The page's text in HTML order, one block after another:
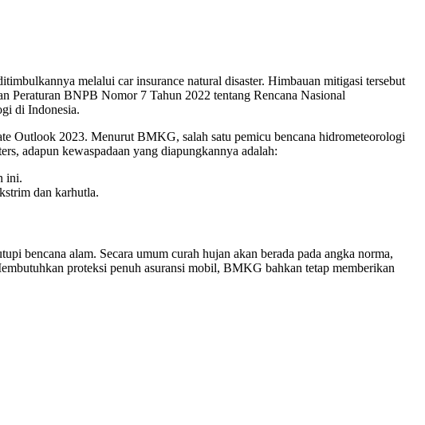
melalui car insurance natural disaster. Himbauan mitigasi tersebut
Peraturan BNPB Nomor 7 Tahun 2022 tentang Rencana Nasional
di Indonesia.
Outlook 2023. Menurut BMKG, salah satu pemicu bencana hidrometeorologi
adapun kewaspadaan yang diapungkannya adalah:
ini.
dan karhutla.
bencana alam. Secara umum curah hujan akan berada pada angka norma,
proteksi penuh asuransi mobil, BMKG bahkan tetap memberikan